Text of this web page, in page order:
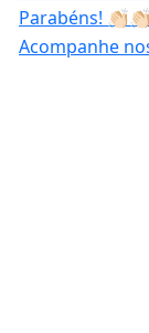
Parabéns!
Acompanhe